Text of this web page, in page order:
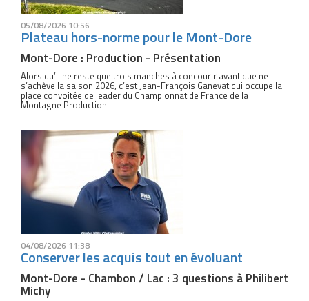
05/08/2026 10:56
Plateau hors-norme pour le Mont-Dore
Mont-Dore : Production - Présentation
Alors qu’il ne reste que trois manches à concourir avant que ne
s’achève la saison 2026, c’est Jean-François Ganevat qui occupe la
place convoitée de leader du Championnat de France de la
Montagne Production...
04/08/2026 11:38
Conserver les acquis tout en évoluant
Mont-Dore - Chambon / Lac : 3 questions à Philibert
Michy